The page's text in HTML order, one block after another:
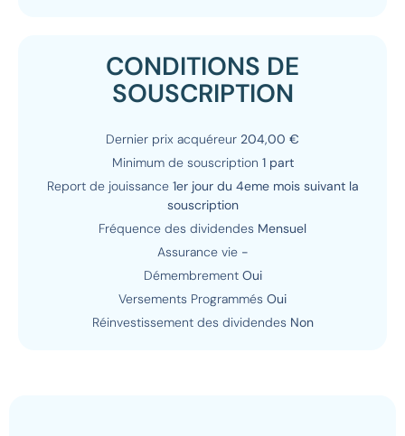
CONDITIONS DE
SOUSCRIPTION
Dernier prix acquéreur 204,00 €
Minimum de souscription 1 part
Report de jouissance 1er jour du 4eme mois suivant la
souscription
Fréquence des dividendes Mensuel
Assurance vie -
Démembrement Oui
Versements Programmés Oui
Réinvestissement des dividendes Non